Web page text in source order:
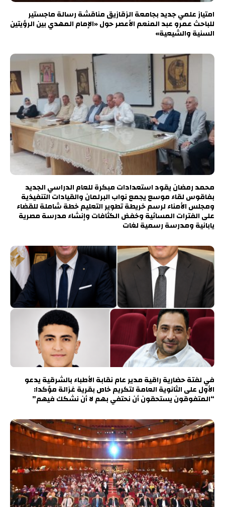
امتياز علمي جديد بجامعة الزقازيق مناقشة رسالة ماجستير
للباحث عمرو عبد المنعم الأعصر حول «الإمام المهدي بين الرؤيتين
السنية والشيعية»
محمد رمضان يقود استعدادات مبكرة للعام الدراسي الجديد
بفاقوس لقاء موسع يجمع نواب البرلمان والقيادات التنفيذية
ومجلس الأمناء لرسم خريطة تطوير التعليم خطة شاملة للقضاء
على الفترات المسائية وخفض الكثافات وإنشاء مدرسة مصرية
يابانية ومدرسة رسمية لغات
في لفتة حضارية راقية مدير عام نقابة الأطباء بالشرقية يدعو
الأول على الثانوية العامة لتكريم خاص بقرية غزالة مؤكدا:
“المتفوقون يستحقون أن نحتفي بهم لا أن نشكك فيهم”